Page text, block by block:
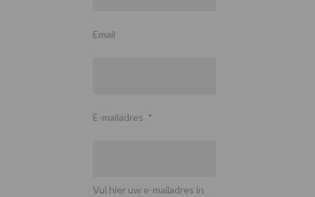
Email
E-mailadres *
Vul hier uw e-mailadres in